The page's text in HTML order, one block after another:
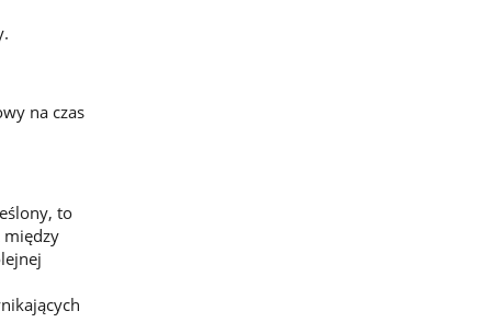
na czas
to
między